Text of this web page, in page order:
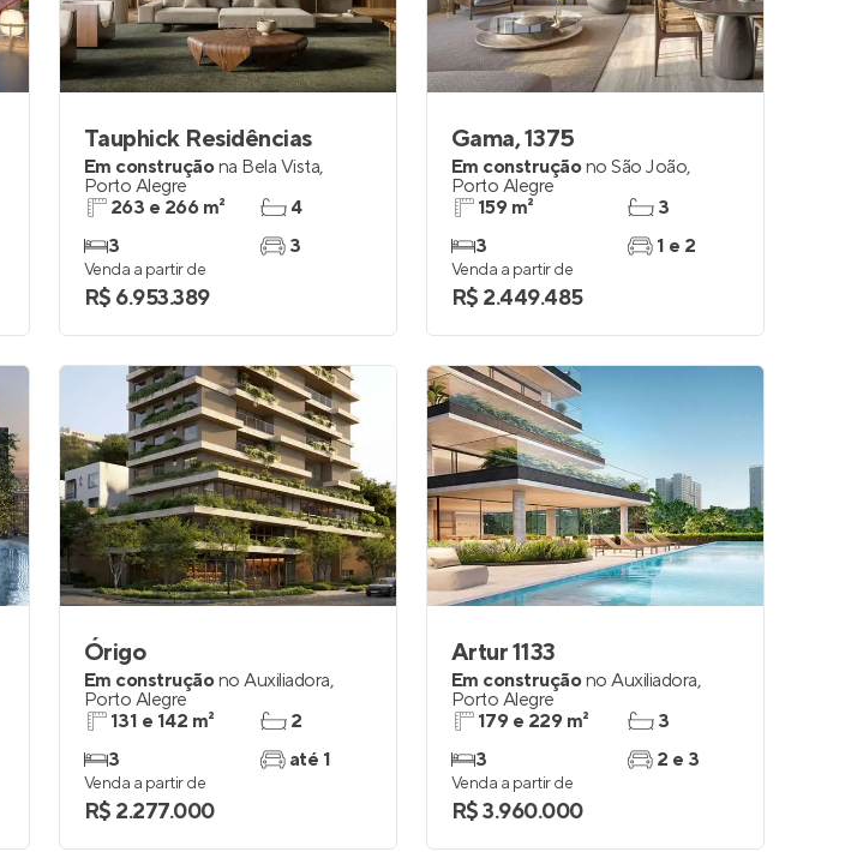
Tauphick Residências
Em construçãona Bela Vista,
Porto Alegre
263 e 266 m²
3
4
3
Venda a partir de
R$ 6.953.389
Gama, 1375
Em construçãono São João,
Porto Alegre
159 m²
3
3
1 e 2
Venda a partir de
R$ 2.449.485
Órigo
Em construçãono Auxiliadora,
Porto Alegre
131 e 142 m²
3
2
até 1
Venda a partir de
R$ 2.277.000
Artur 1133
Em construçãono Auxiliadora,
Porto Alegre
179 e 229 m²
3
3
2 e 3
Venda a partir de
R$ 3.960.000